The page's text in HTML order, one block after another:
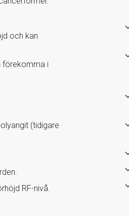
och kan
förekomma i
(tidigare
RF-nivå.